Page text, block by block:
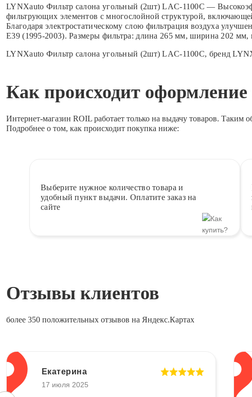
LYNXauto Фильтр салона угольный (2шт) LAC-1100C —
фильтрующих элементов с многослойной структурой,
Благодаря электростатическому слою фильтрация воздуха
E39 (1995-2003). Размеры фильтра: длина 265 мм, ширина 202 мм,
LYNXauto Фильтр салона угольный (2шт) LAC-1100C, бренд
Как происходит оформление
Интернет-магазин ROIL работает только на выдачу товаров. Таким
Подробнее о том, как происходит покупка ниже:
Выберите нужное количество товара и
удобный пункт выдачи. Оплатите заказ на
сайте
Отзывы клиентов
более 350 положительных отзывов на Яндекс.Картах
Екатерина
17 июля 2025